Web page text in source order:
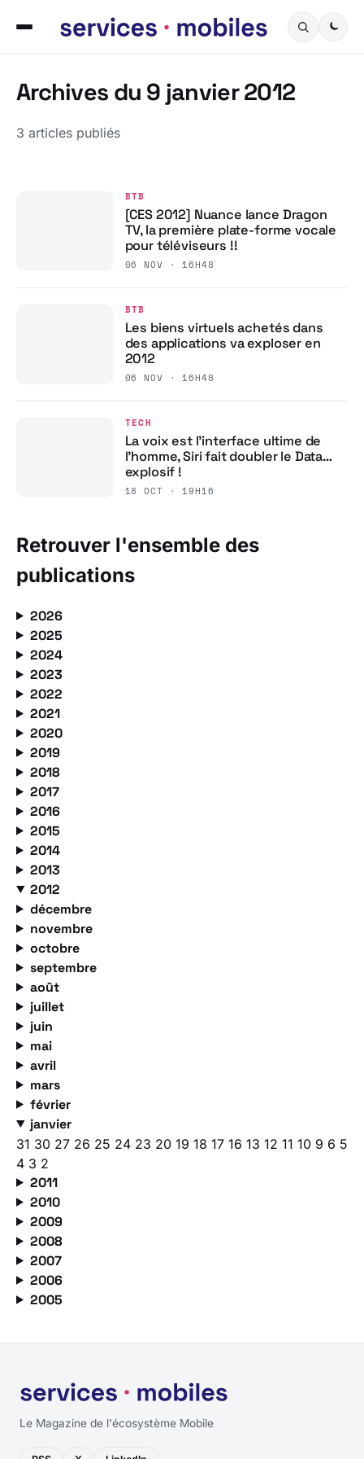
Archives du 9 janvier 2012
3 articles publiés
BTB
[CES 2012] Nuance lance Dragon
TV, la première plate-forme vocale
pour téléviseurs !!
06 NOV · 16H48
BTB
Les biens virtuels achetés dans
des applications va exploser en
2012
06 NOV · 16H48
TECH
La voix est l’interface ultime de
l’homme, Siri fait doubler le Data…
explosif !
18 OCT · 19H16
Retrouver l'ensemble des
publications
2026
2025
2024
2023
2022
2021
2020
2019
2018
2017
2016
2015
2014
2013
2012
décembre
novembre
octobre
septembre
août
juillet
juin
mai
avril
mars
février
janvier
31 30 27 26 25 24 23 20 19 18 17 16 13 12 11 10 9 6 5
4 3 2
2011
2010
2009
2008
2007
2006
2005
Le Magazine de l'écosystème Mobile